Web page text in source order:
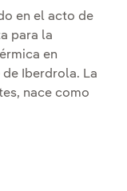
en el acto de
para la
en
de Iberdrola. La
nace como
arrancan en
arrancan en